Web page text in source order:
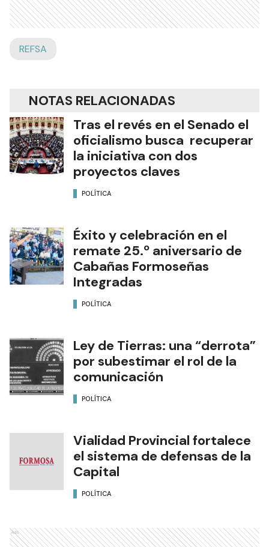
REFSA
NOTAS RELACIONADAS
Tras el revés en el Senado el
oficialismo busca recuperar
la iniciativa con dos
proyectos claves
POLÍTICA
Éxito y celebración en el
remate 25.º aniversario de
Cabañas Formoseñas
Integradas
POLÍTICA
Ley de Tierras: una “derrota”
por subestimar el rol de la
comunicación
POLÍTICA
Vialidad Provincial fortalece
el sistema de defensas de la
Capital
POLÍTICA
Ads